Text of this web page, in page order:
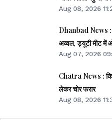
Aug 08, 2026
Dhanbad News :
अव्वल, ड्यूटी मीट
Aug 07, 2026
Chatra News :
लेकर चोर फरार
Aug 08, 2026